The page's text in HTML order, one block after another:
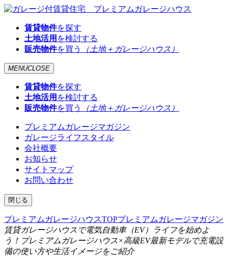
賃貸物件を探す
土地活用 を検討する
販売物件を買う （土地＋ガレージハウス）
MENUCLOSE
賃貸物件を探す
土地活用 を検討する
販売物件を買う （土地＋ガレージハウス）
プレミアムガレージマガジン
ガレージライフスタイル
会社概要
お知らせ
サイトマップ
お問い合わせ
閉じる
プレミアムガレージハウスTOPプレミアムガレージマガジン
賃貸ガレージハウスで電気自動車（EV）ライフを始めよ
う！プレミアムガレージハウス×高級EV最新モデルで充電設
備の使い方や生活イメージをご紹介